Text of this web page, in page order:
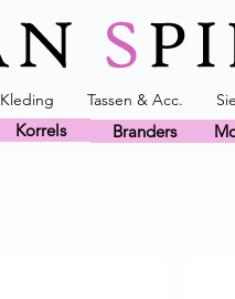
Kleding Tassen & Acc.
Branders
Korrels